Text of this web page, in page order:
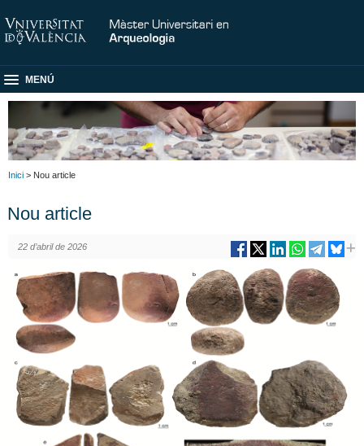
MENÚ
Inici > Nou article
Nou article
22 d’abril de 2026